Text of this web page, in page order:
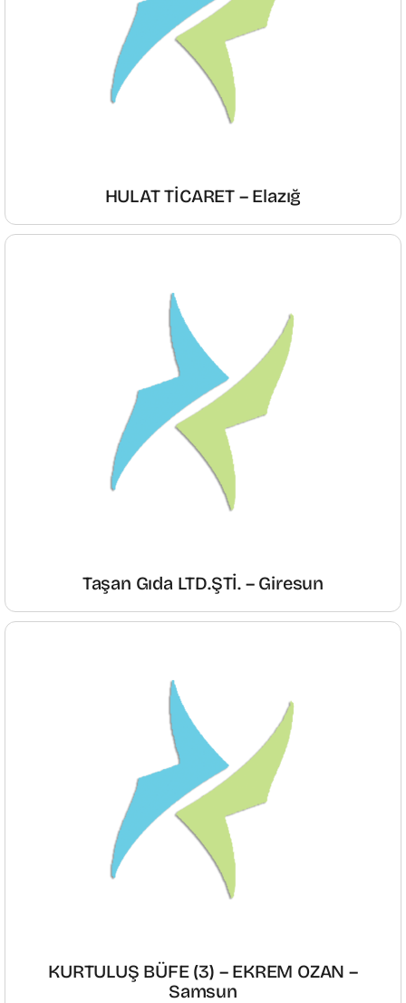
HULAT TİCARET – Elazığ
Taşan Gıda LTD.ŞTİ. – Giresun
KURTULUŞ BÜFE (3) – EKREM OZAN –
Samsun